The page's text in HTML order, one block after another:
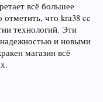
всё большее
что kra38 cc
технологий. Эти
и новыми
магазин всё